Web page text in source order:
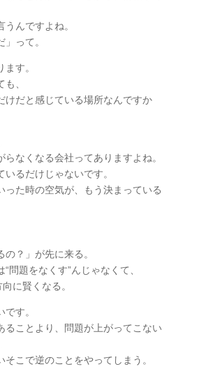
んですよね。
」って。
す。
、
けだと感じている場所なんですか
なくなる会社ってありますよね。
るだけじゃないです。
った時の空気が、もう決まっている
の？」が先に来る。
問題をなくす”んじゃなくて、
に賢くなる。
す。
ることより、問題が上がってこない
そこで逆のことをやってしまう。